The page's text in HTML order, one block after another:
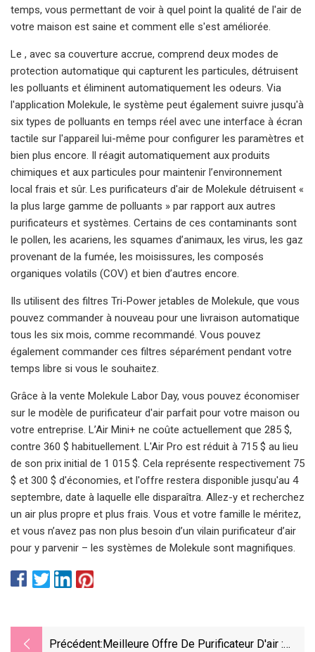
temps, vous permettant de voir à quel point la qualité de l'air de
votre maison est saine et comment elle s'est améliorée.
Le , avec sa couverture accrue, comprend deux modes de
protection automatique qui capturent les particules, détruisent
les polluants et éliminent automatiquement les odeurs. Via
l'application Molekule, le système peut également suivre jusqu'à
six types de polluants en temps réel avec une interface à écran
tactile sur l'appareil lui-même pour configurer les paramètres et
bien plus encore. Il réagit automatiquement aux produits
chimiques et aux particules pour maintenir l’environnement
local frais et sûr. Les purificateurs d'air de Molekule détruisent «
la plus large gamme de polluants » par rapport aux autres
purificateurs et systèmes. Certains de ces contaminants sont
le pollen, les acariens, les squames d’animaux, les virus, les gaz
provenant de la fumée, les moisissures, les composés
organiques volatils (COV) et bien d’autres encore.
Ils utilisent des filtres Tri-Power jetables de Molekule, que vous
pouvez commander à nouveau pour une livraison automatique
tous les six mois, comme recommandé. Vous pouvez
également commander ces filtres séparément pendant votre
temps libre si vous le souhaitez.
Grâce à la vente Molekule Labor Day, vous pouvez économiser
sur le modèle de purificateur d'air parfait pour votre maison ou
votre entreprise. L’Air Mini+ ne coûte actuellement que 285 $,
contre 360 ​​$ habituellement. L'Air Pro est réduit à 715 $ au lieu
de son prix initial de 1 015 $. Cela représente respectivement 75
$ et 300 $ d'économies, et l'offre restera disponible jusqu'au 4
septembre, date à laquelle elle disparaîtra. Allez-y et recherchez
un air plus propre et plus frais. Vous et votre famille le méritez,
et vous n’avez pas non plus besoin d’un vilain purificateur d’air
pour y parvenir – les systèmes de Molekule sont magnifiques.
Précédent: Meilleure Offre De Purificateur D'air :